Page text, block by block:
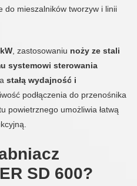
do mieszalników tworzyw i linii
, zastosowaniu noży ze stali
systemowi sterowania
stałą wydajność i
podłączenia do przenośnika
powietrznego umożliwia łatwą
SD 600?